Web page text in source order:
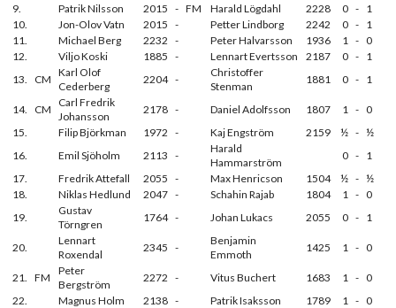
9.
Patrik Nilsson 2015 - FM Harald Lögdahl 2228 0 - 1
10.
Jon-Olov Vatn 2015 - Petter Lindborg 2242 0 - 1
11.
Michael Berg 2232 - Peter Halvarsson 1936 1 - 0
12.
Viljo Koski 1885 - Lennart Evertsson 2187 0 - 1
13.
CM
Karl Olof
Cederberg
2204 -
Christoffer
Stenman
1881 0 - 1
14. CM
Carl Fredrik
Johansson
2178 - Daniel Adolfsson 1807 1 - 0
15.
Filip Björkman 1972 - Kaj Engström 2159 ½ - ½
16.
Emil Sjöholm 2113 -
Harald
Hammarström
0 - 1
17.
Fredrik Attefall 2055 - Max Henricson 1504 ½ - ½
18.
Niklas Hedlund 2047 - Schahin Rajab 1804 1 - 0
19.
Gustav
Törngren
1764 - Johan Lukacs 2055 0 - 1
20.
Lennart
Roxendal
2345 -
Benjamin
Emmoth
1425 1 - 0
21. FM
Peter
Bergström
2272 - Vitus Buchert 1683 1 - 0
22.
Magnus Holm 2138 - Patrik Isaksson 1789 1 - 0